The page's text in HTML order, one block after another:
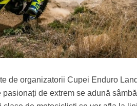
de organizatorii Cupei Enduro
de extrem se adună